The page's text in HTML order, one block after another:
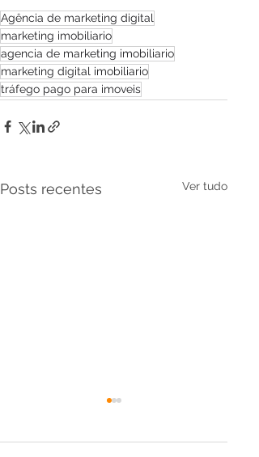
Agência de marketing digital
marketing imobiliario
agencia de marketing imobiliario
marketing digital imobiliario
tráfego pago para imoveis
Posts recentes Ver tudo